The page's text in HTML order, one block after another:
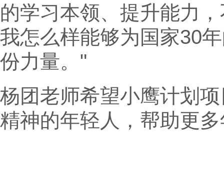
的学习本领、提升能力
我怎么样能够为国家30
份力量。"
杨团老师希望小鹰计划
精神的年轻人，帮助更